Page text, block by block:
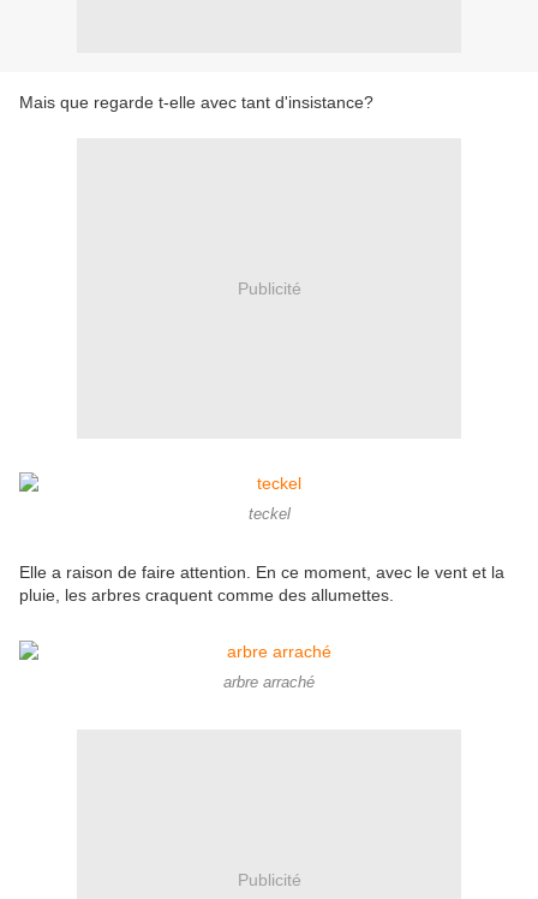
Mais que regarde t-elle avec tant d'insistance?
Publicité
teckel
Elle a raison de faire attention. En ce moment, avec le vent et la
pluie, les arbres craquent comme des allumettes.
arbre arraché
Publicité